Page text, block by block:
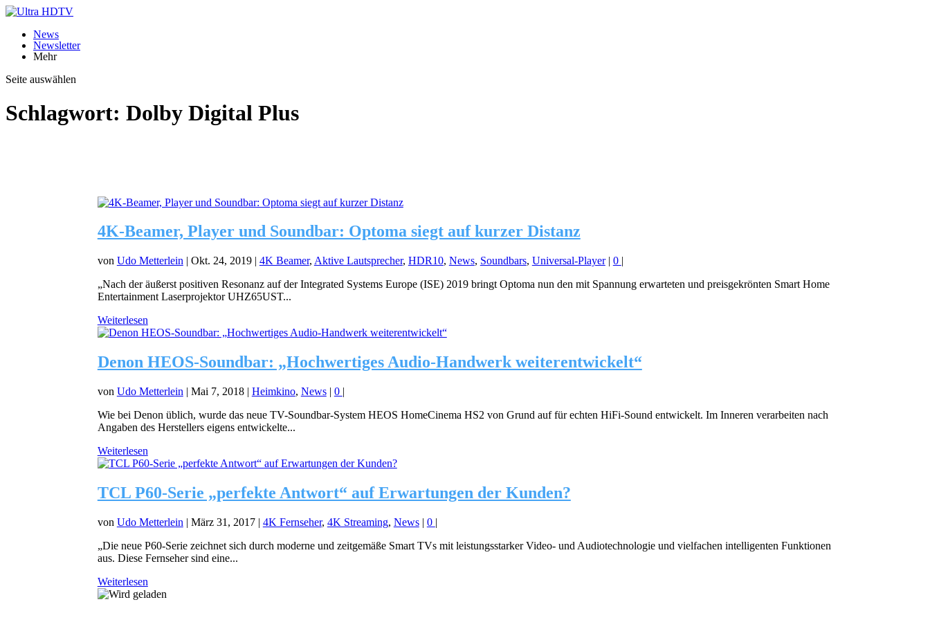
News
Newsletter
Mehr
Seite auswählen
Schlagwort: Dolby Digital Plus
4K-Beamer, Player und Soundbar: Optoma siegt auf kurzer Distanz
von Udo Metterlein | Okt. 24, 2019| 4K Beamer, Aktive Lautsprecher, HDR10, News, Soundbars, Universal-Player| 0 |
„Nach der äußerst positiven Resonanz auf der Integrated Systems Europe (ISE) 2019 bringt Optoma nun den mit Spannung erwarteten und preisgekrönten Smart Home
Entertainment Laserprojektor UHZ65UST...
Weiterlesen
Denon HEOS-Soundbar: „Hochwertiges Audio-Handwerk weiterentwickelt“
von Udo Metterlein | Mai 7, 2018| Heimkino, News| 0 |
Wie bei Denon üblich, wurde das neue TV-Soundbar-System HEOS HomeCinema HS2 von Grund auf für echten HiFi-Sound entwickelt. Im Inneren verarbeiten nach
Angaben des Herstellers eigens entwickelte...
Weiterlesen
TCL P60-Serie „perfekte Antwort“ auf Erwartungen der Kunden?
von Udo Metterlein | März 31, 2017| 4K Fernseher, 4K Streaming, News| 0 |
„Die neue P60-Serie zeichnet sich durch moderne und zeitgemäße Smart TVs mit leistungsstarker Video- und Audiotechnologie und vielfachen intelligenten Funktionen
aus. Diese Fernseher sind eine...
Weiterlesen